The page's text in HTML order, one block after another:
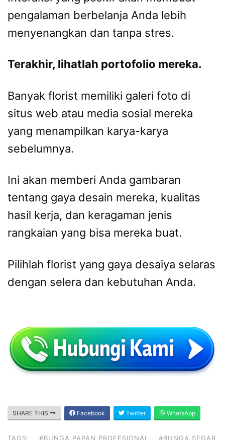
pengalaman berbelanja Anda lebih
menyenangkan dan tanpa stres.
Terakhir, lihatlah portofolio mereka.
Banyak florist memiliki galeri foto di
situs web atau media sosial mereka
yang menampilkan karya-karya
sebelumnya.
Ini akan memberi Anda gambaran
tentang gaya desain mereka, kualitas
hasil kerja, dan keragaman jenis
rangkaian yang bisa mereka buat.
Pilihlah florist yang gaya desaiya selaras
dengan selera dan kebutuhan Anda.
SHARE THIS Facebook Twitter WhatsApp
TAGS: #BUNGA PAPAN PROFESIONAL #BUNGA SEGAR